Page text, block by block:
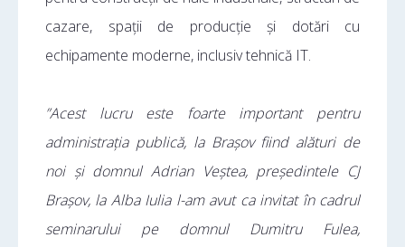
cazare, spații de producție și dotări cu
echipamente moderne, inclusiv tehnică IT.
”Acest lucru este foarte important pentru
administrația publică, la Brașov fiind alături de
noi și domnul Adrian Veștea, președintele CJ
Brașov, la Alba Iulia l-am avut ca invitat în cadrul
seminarului pe domnul Dumitru Fulea,